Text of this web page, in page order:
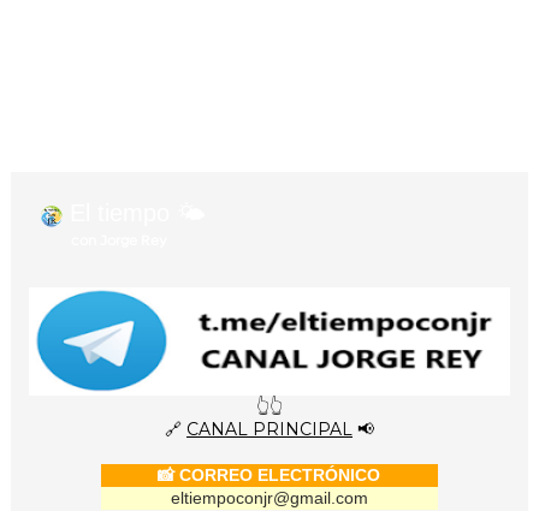
👆👆
🔗 CANAL PRINCIPAL📢
📸 CORREO ELECTRÓNICO
eltiempoconjr@gmail.com